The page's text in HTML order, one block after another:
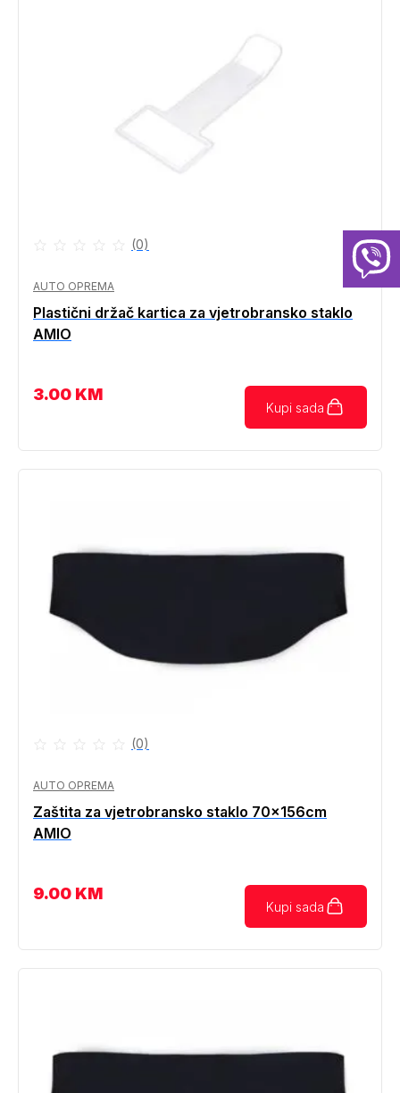
(0)
AUTO OPREMA
Plastični držač kartica za vjetrobransko staklo
AMIO
3.00 KM
Kupi sada
(0)
AUTO OPREMA
Zaštita za vjetrobransko staklo 70x156cm
AMIO
9.00 KM
Kupi sada